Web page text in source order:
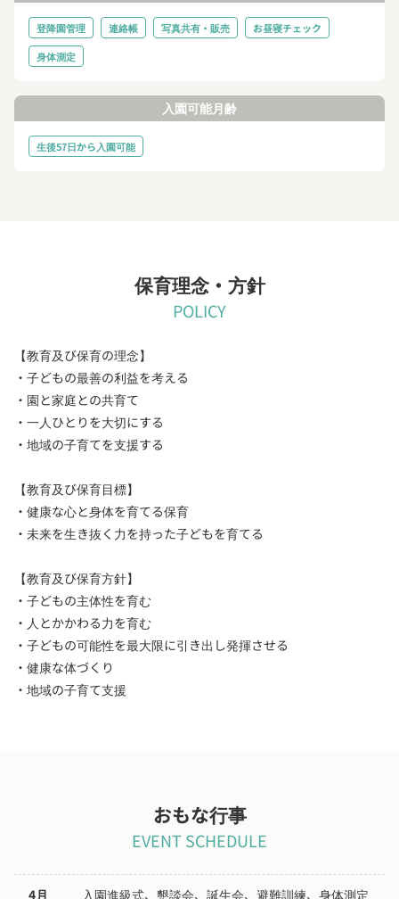
登降園管理 連絡帳 写真共有・販売
お昼寝チェック
身体測定
入園可能月齢
生後57日から入園可能
保育理念・方針
POLICY
【教育及び保育の理念】
・子どもの最善の利益を考える
・園と家庭との共育て
・一人ひとりを大切にする
・地域の子育てを支援する
【教育及び保育目標】
・健康な心と身体を育てる保育
・未来を生き抜く力を持った子どもを育てる
【教育及び保育方針】
・子どもの主体性を育む
・人とかかわる力を育む
・子どもの可能性を最大限に引き出し発揮させる
・健康な体づくり
・地域の子育て支援
おもな行事
EVENT SCHEDULE
4月 入園進級式、懇談会、誕生会、避難訓練、身体測定